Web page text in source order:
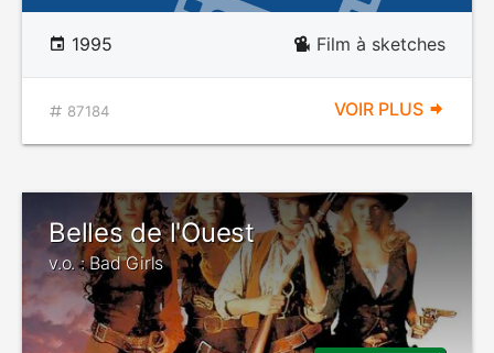
1995 Film à sketches
87184 VOIR PLUS
Belles de l'Ouest
v.o. : Bad Girls